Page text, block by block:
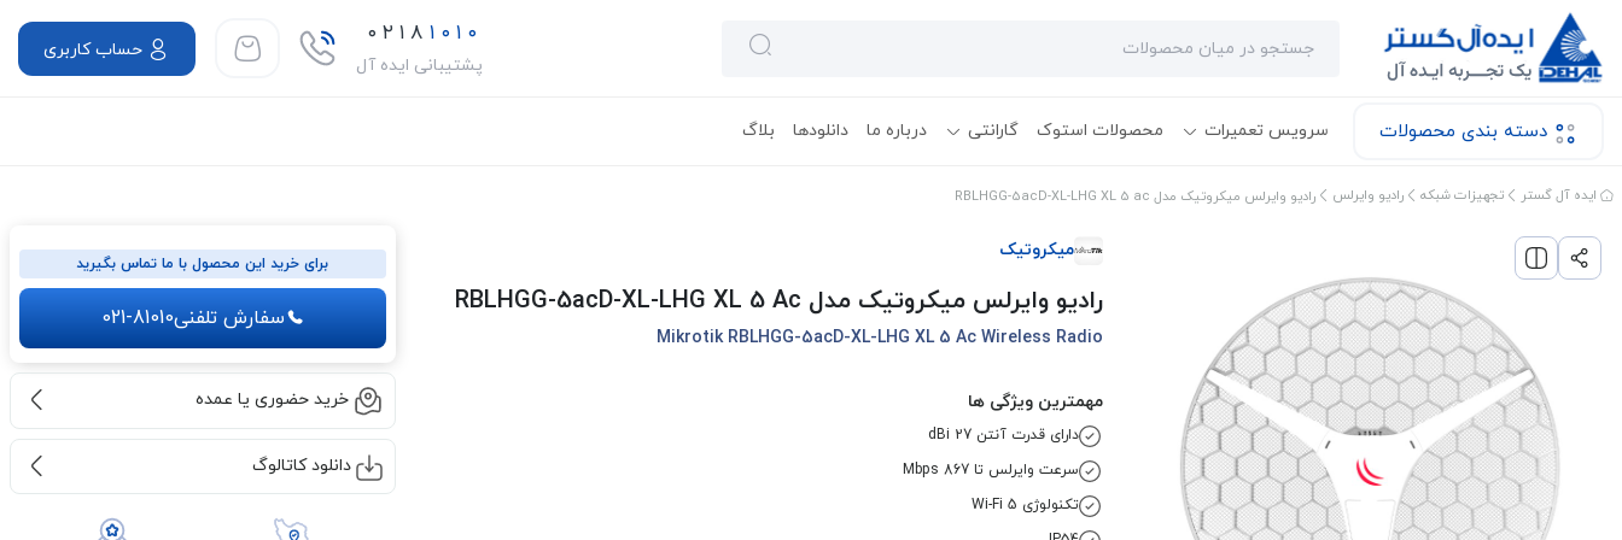
۰۲۱۸ ۱۰۱۰
پشتیبانی ایده آل
حساب کاربری
دسته بندی محصولات سرویس تعمیرات محصولات استوک گارانتی درباره ما دانلودها بلاگ
ایده آل گستر تجهیزات شبکه رادیو وایرلس رادیو وایرلس میکروتیک مدل RBLHGG-5acD-XL-LHG XL 5 ac
میکروتیک
رادیو وایرلس میکروتیک مدل RBLHGG-5acD-XL-LHG XL 5 Ac
Mikrotik RBLHGG-5acD-XL-LHG XL 5 Ac Wireless Radio
مهمترین ویژگی ها
دارای قدرت آنتن 27 dBi
سرعت وایرلس تا 867 Mbps
تکنولوژی Wi-Fi 5
برای خرید این محصول با ما تماس بگیرید
سفارش تلفنی021-81010
خرید حضوری یا عمده
دانلود کاتالوگ